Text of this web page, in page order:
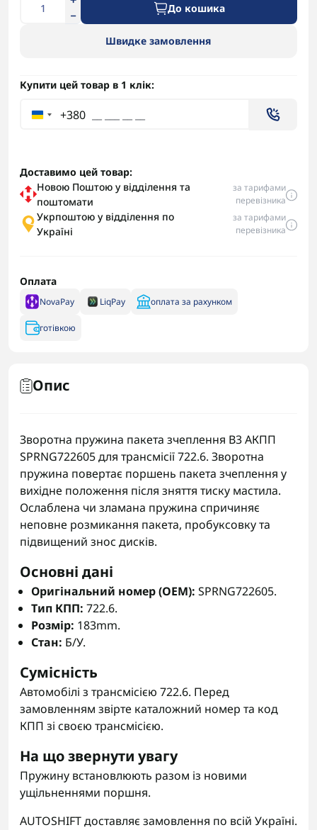
До кошика
Швидке замовлення
Купити цей товар в 1 клік:
+380
Доставимо цей товар:
Новою Поштою у відділення та
поштомати
за тарифами
перевізника
Укрпоштою у відділення по
Україні
за тарифами
перевізника
Оплата
NovaPay LiqPay оплата за рахунком
готівкою
Опис
Зворотна пружина пакета зчеплення B3 АКПП
SPRNG722605 для трансмісії 722.6. Зворотна
пружина повертає поршень пакета зчеплення у
вихідне положення після зняття тиску мастила.
Ослаблена чи зламана пружина спричиняє
неповне розмикання пакета, пробуксовку та
підвищений знос дисків.
Основні дані
Оригінальний номер (OEM): SPRNG722605.
Тип КПП: 722.6.
Розмір: 183mm.
Стан: Б/У.
Сумісність
Автомобілі з трансмісією 722.6. Перед
замовленням звірте каталожний номер та код
КПП зі своєю трансмісією.
На що звернути увагу
Пружину встановлюють разом із новими
ущільненнями поршня.
AUTOSHIFT доставляє замовлення по всій Україні.